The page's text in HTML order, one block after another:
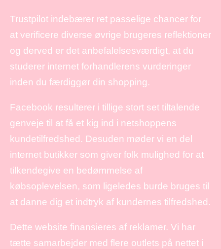
Trustpilot indebærer ret passelige chancer for
at verificere diverse øvrige brugeres reflektioner
og derved er det anbefalelsesværdigt, at du
studerer internet forhandlerens vurderinger
inden du færdiggør din shopping.
Facebook resulterer i tillige stort set tiltalende
genveje til at få et kig ind i netshoppens
kundetilfredshed. Desuden møder vi en del
internet butikker som giver folk mulighed for at
tilkendegive en bedømmelse af
købsoplevelsen, som ligeledes burde bruges til
at danne dig et indtryk af kundernes tilfredshed.
Dette website finansieres af reklamer. Vi har
tætte samarbejder med flere outlets på nettet i